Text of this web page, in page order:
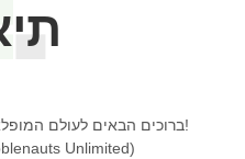
!ברוכים הבאים לעולם
(Scribblenauts Unlimited) למחשב האישי